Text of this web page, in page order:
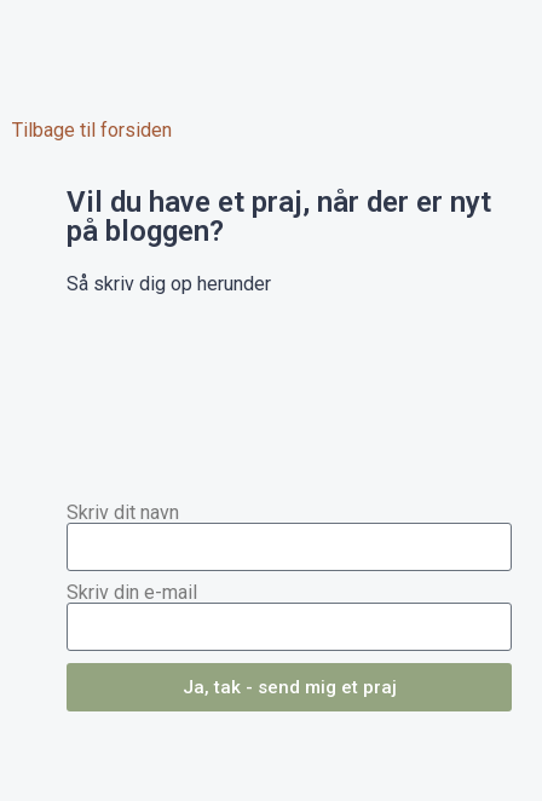
Tilbage til forsiden
Vil du have et praj, når der er nyt
på bloggen?
Så skriv dig op herunder
Skriv dit navn
Skriv din e-mail
Ja, tak - send mig et praj